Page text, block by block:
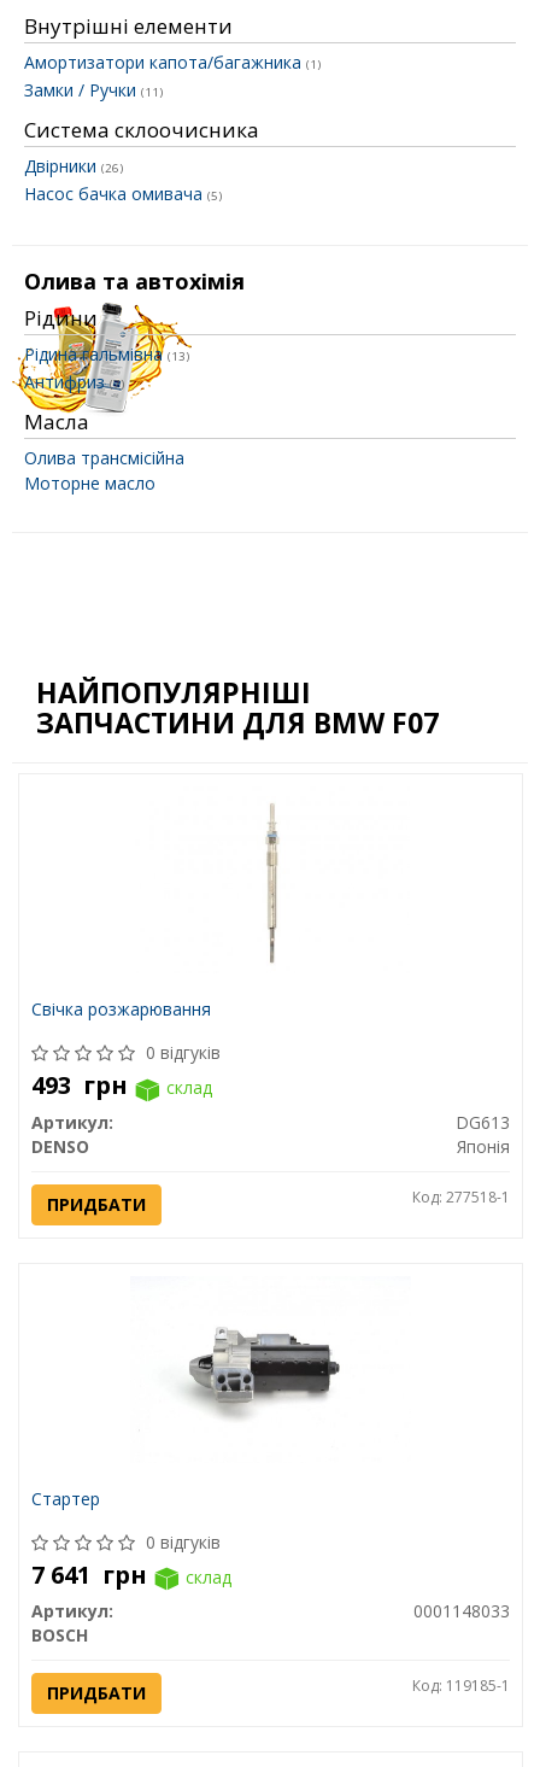
Внутрішні елементи
Амортизатори капота/багажника (1)
Замки / Ручки (11)
Система склоочисника
Двірники (26)
Насос бачка омивача (5)
Олива та автохімія
Рідини
Рідина гальмівна (13)
Антифриз(7)
Масла
Олива трансмісійна
Моторне масло
НАЙПОПУЛЯРНІШІ
ЗАПЧАСТИНИ ДЛЯ BMW F07
Свічка розжарювання
0 відгуків
493 грн
склад
Артикул:
DG613
DENSO
Японія
ПРИДБАТИ Код: 277518-1
Стартер
0 відгуків
7 641 грн
склад
Артикул:
0001148033
BOSCH
ПРИДБАТИ Код: 119185-1